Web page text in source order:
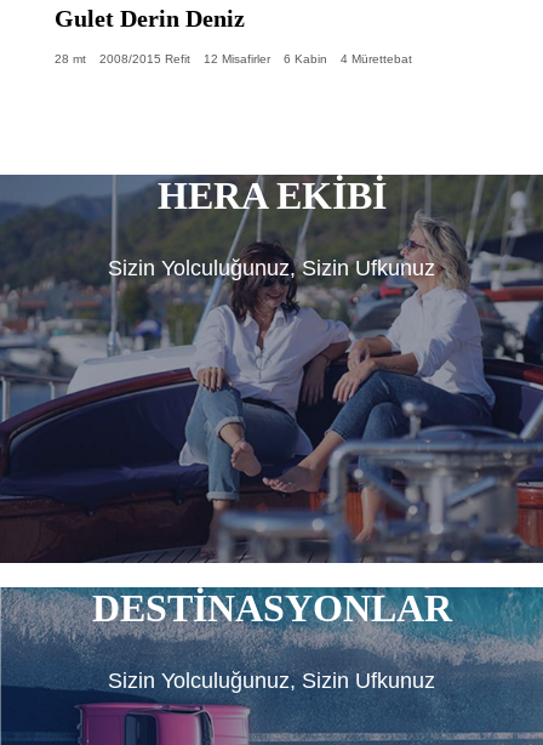
Gulet Derin Deniz
28 mt 2008/2015 Refit 12 Misafirler 6 Kabin 4 Mürettebat
HERA EKİBİ
Sizin Yolculuğunuz, Sizin Ufkunuz
DESTİNASYONLAR
Sizin Yolculuğunuz, Sizin Ufkunuz